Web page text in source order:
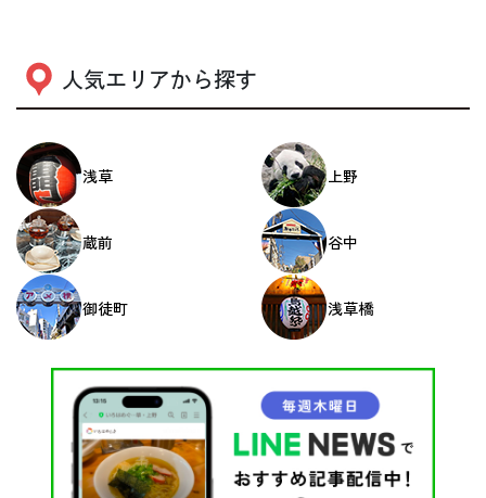
人気エリアから探す
浅草 上野
蔵前 谷中
御徒町 浅草橋